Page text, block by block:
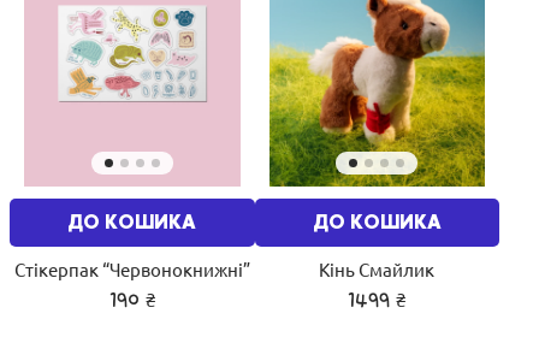
ДО КОШИКА
Стікерпак “Червонокнижні”
190 ₴
ДО КОШИКА
Кінь Смайлик
1499₴